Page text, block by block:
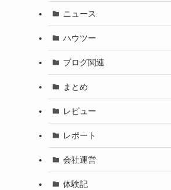
ニュース
ハウツー
ブログ関連
まとめ
レビュー
レポート
会社運営
体験記